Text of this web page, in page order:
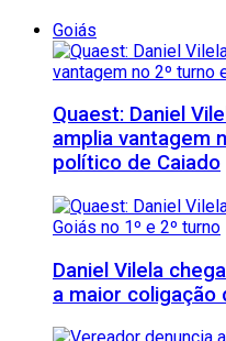
Goiás
Quaest: Daniel
amplia vantagem
político de Caiado
Daniel Vilela
a maior coligação